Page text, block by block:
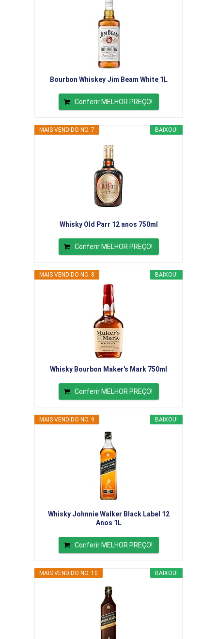
Bourbon Whiskey Jim Beam White 1L
Conferir MELHOR PREÇO!
BAIXOU!
MAIS VENDIDO NO. 7
Whisky Old Parr 12 anos 750ml
Conferir MELHOR PREÇO!
BAIXOU!
MAIS VENDIDO NO. 8
Whisky Bourbon Maker's Mark 750ml
Conferir MELHOR PREÇO!
BAIXOU!
MAIS VENDIDO NO. 9
Whisky Johnnie Walker Black Label 12
Anos 1L
Conferir MELHOR PREÇO!
BAIXOU!
MAIS VENDIDO NO. 10